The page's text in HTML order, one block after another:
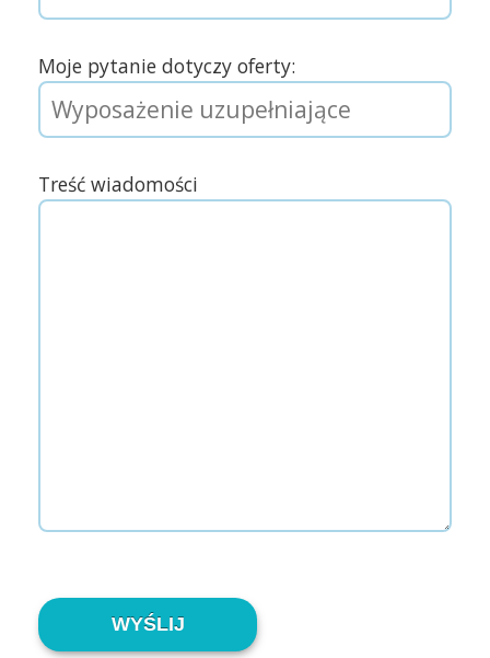
Moje pytanie dotyczy oferty:
Treść wiadomości